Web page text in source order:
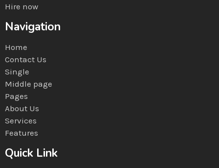
Hire now
Navigation
Home
Contact Us
Single
Middle page
Pages
About Us
Services
Features
Quick Link